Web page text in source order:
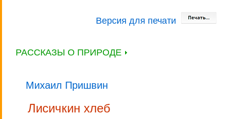
Версия для печати
РАССКАЗЫ О ПРИРОДЕ
Михаил Пришвин
Лисичкин хлеб